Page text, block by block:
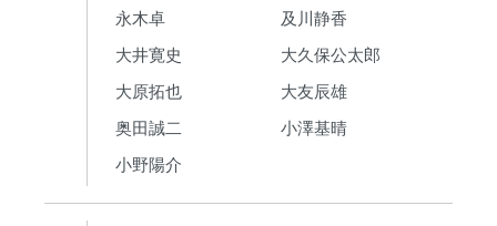
永木卓
及川静香
大井寛史
大久保公太郎
大原拓也
大友辰雄
奥田誠二
小澤基晴
小野陽介